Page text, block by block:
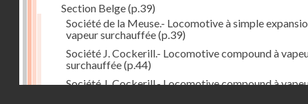
Section Belge(p.39)
Société de la Meuse.- Locomotive à simple
vapeur surchauffée(p.39)
Société J. Cockerill.- Locomotive compound à
surchauffée(p.44)
Société J. Cockerill.- Locomotive compound à